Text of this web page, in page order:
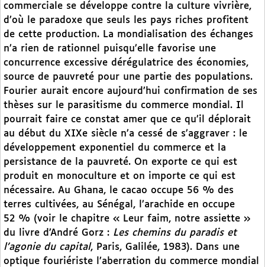
commerciale se développe contre la culture vivrière,
d’où le paradoxe que seuls les pays riches profitent
de cette production. La mondialisation des échanges
n’a rien de rationnel puisqu’elle favorise une
concurrence excessive dérégulatrice des économies,
source de pauvreté pour une partie des populations.
Fourier aurait encore aujourd’hui confirmation de ses
thèses sur le parasitisme du commerce mondial. Il
pourrait faire ce constat amer que ce qu’il déplorait
au début du XIXe siècle n’a cessé de s’aggraver : le
développement exponentiel du commerce et la
persistance de la pauvreté. On exporte ce qui est
produit en monoculture et on importe ce qui est
nécessaire. Au Ghana, le cacao occupe 56 % des
terres cultivées, au Sénégal, l’arachide en occupe
52 % (voir le chapitre « Leur faim, notre assiette »
du livre d’André Gorz : Les chemins du paradis et
l’agonie du capital, Paris, Galilée, 1983). Dans une
optique fouriériste l’aberration du commerce mondial